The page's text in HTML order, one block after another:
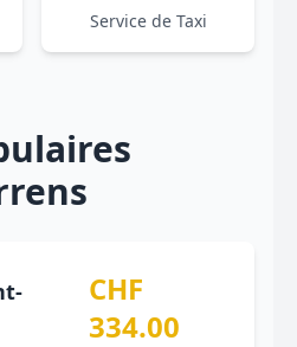
Service de Taxi
CHF
334.00